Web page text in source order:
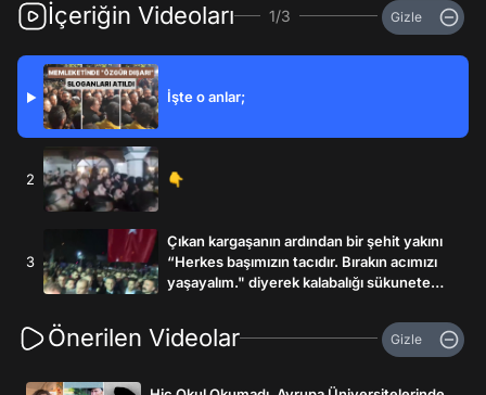
İçeriğin Videoları 1/3 Gizle
▶ İşte o anlar;
2 👇
3
Çıkan kargaşanın ardından bir şehit yakını
“Herkes başımızın tacıdır. Bırakın acımızı
yaşayalım." diyerek kalabalığı sükunete
Önerilen Videolar Gizle